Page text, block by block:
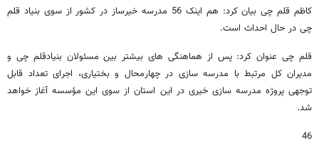
کاظم قلم چی بیان کرد: هم اینک 56 مدرسه خیرساز در کشور از سوی بنیاد قلم
چی در حال احداث است.
قلم چی عنوان کرد: پس از هماهنگی های بیشتر بین مسئولان بنیادقلم چی و
مدیران کل مرتبط با مدرسه سازی در چهارمحال و بختیاری، اجرای تعداد قابل
توجهی پروژه مدرسه سازی خیری در این استان از سوی این مؤسسه آغاز خواهد
شد.
46